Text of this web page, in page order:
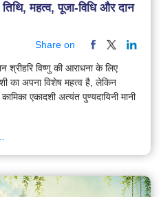
महत्व, पूजा-विधि और दान
Share on
श्रीहरि विष्णु की आराधना के लिए
का अपना विशेष महत्व है, लेकिन
एकादशी अत्यंत पुण्यदायिनी मानी